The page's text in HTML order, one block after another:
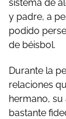
sistema de
y padre, a
podido
de béisbol.
Durante la
relaciones
hermano,
bastante